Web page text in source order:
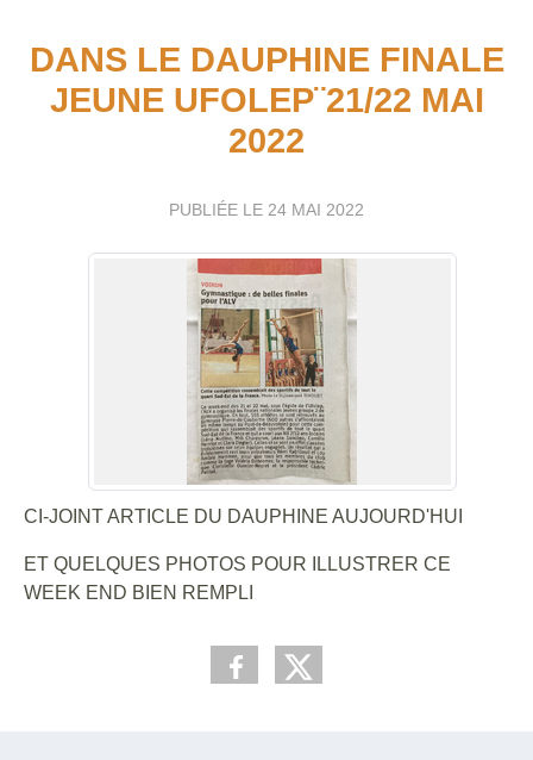
DANS LE DAUPHINE FINALE
JEUNE UFOLEP¨21/22 MAI
2022
PUBLIÉE LE 24 MAI 2022
CI-JOINT ARTICLE DU DAUPHINE AUJOURD'HUI
ET QUELQUES PHOTOS POUR ILLUSTRER CE
WEEK END BIEN REMPLI